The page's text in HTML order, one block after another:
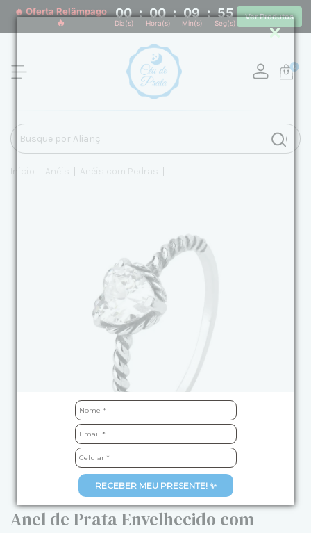
RECEBER MEU PRESENTE! ✨
🔥 Oferta Relâmpago
🔥
00 : 00 : 09 : 54
Dia(s) Hora(s) Min(s) Seg(s)
Ver Produtos
0
Início Anéis Anéis com Pedras
Anel de Prata Envelhecido com